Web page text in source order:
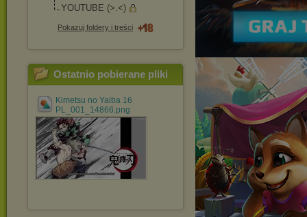
YOUTUBE (>.<)
Pokazuj foldery i treści
Ostatnio pobierane pliki
Kimetsu no Yaiba 16
PL_001_14866.png